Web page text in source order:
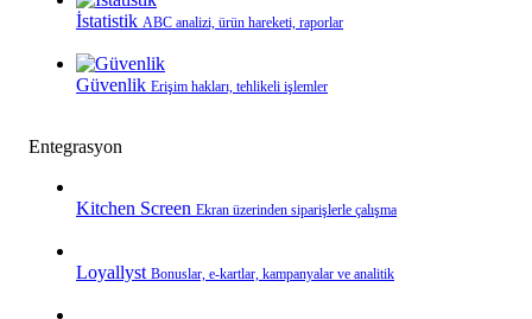
İstatistik ABC analizi, ürün hareketi, raporlar
Güvenlik Erişim hakları, tehlikeli işlemler
Entegrasyon
Kitchen Screen Ekran üzerinden siparişlerle çalışma
Loyallyst Bonuslar, e‑kartlar, kampanyalar ve analitik